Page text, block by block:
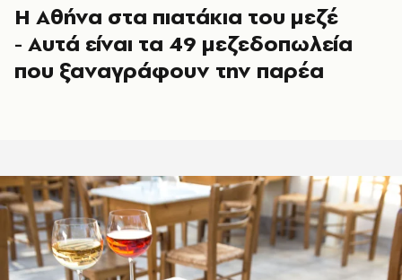
Η Αθήνα στα πιατάκια του μεζέ
- Αυτά είναι τα 49 μεζεδοπωλεία
που ξαναγράφουν την παρέα